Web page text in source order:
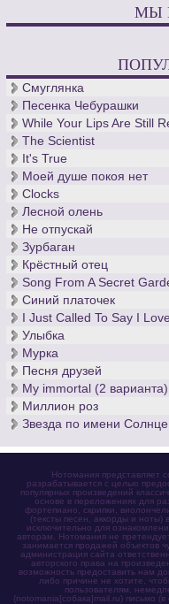
МЫ
Смуглянка
Песенка Чебурашки
While Your Lips Are Still
The Scientist
It's True
Моей душе покоя нет
Clocks
Лесной олень
Не отпускай
Зурбаган
Крёстный отец
Song From A Secret
Синий платочек
I Just Called To Say I
Улыбка
Мурка
Песня друзей
My immortal (2 варианта)
Миллион роз
Звезда по имени Солнце
Нотомания представляет
разрабатывается с целью
популярных произведений
основе в переложениях для
фортепиано, скрипки,
(тексты песен, аккорды и ноты)
исключительно для
авторам. Нотомания не
занимается продажей объектов
администрация сайта
авторского права на
возможность предоставить нам
либо причине не хотите,
пользователям,
(notomania[собака]mail.ru) письмо